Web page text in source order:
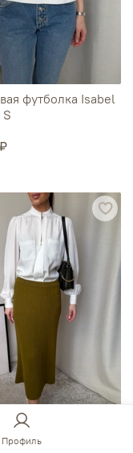
футболка Isabel
S
Профиль